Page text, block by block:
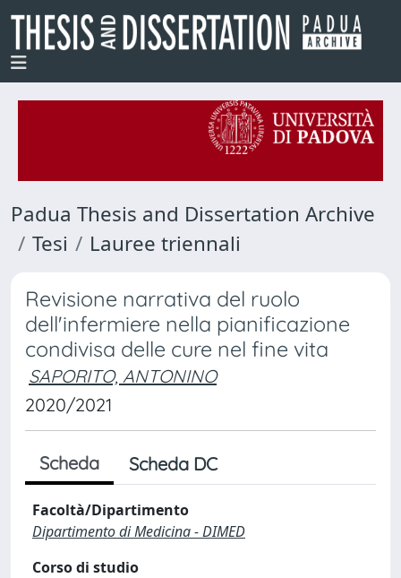
Padua Thesis and Dissertation Archive
Tesi
Lauree triennali
Revisione narrativa del ruolo
dell'infermiere nella pianificazione
condivisa delle cure nel fine vita
SAPORITO, ANTONINO
2020/2021
Scheda Scheda DC
Facoltà/Dipartimento
Dipartimento di Medicina - DIMED
Corso di studio